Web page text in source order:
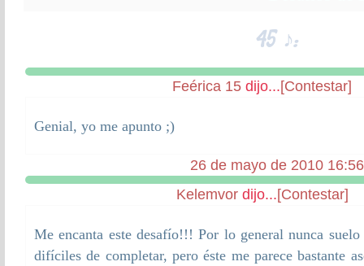
45 ♪:
Feérica 15 dijo...[Contestar]
Genial, yo me apunto ;)
26 de mayo de 2010 16:56
Kelemvordijo...[Contestar]
Me encanta este desafío!!! Por lo general nunca
difíciles de completar, pero éste me parece bastante